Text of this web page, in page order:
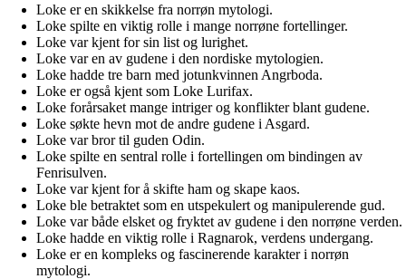
Loke er en skikkelse fra norrøn mytologi.
Loke spilte en viktig rolle i mange norrøne fortellinger.
Loke var kjent for sin list og lurighet.
Loke var en av gudene i den nordiske mytologien.
Loke hadde tre barn med jotunkvinnen Angrboda.
Loke er også kjent som Loke Lurifax.
Loke forårsaket mange intriger og konflikter blant gudene.
Loke søkte hevn mot de andre gudene i Asgard.
Loke var bror til guden Odin.
Loke spilte en sentral rolle i fortellingen om bindingen av
Fenrisulven.
Loke var kjent for å skifte ham og skape kaos.
Loke ble betraktet som en utspekulert og manipulerende gud.
Loke var både elsket og fryktet av gudene i den norrøne verden.
Loke hadde en viktig rolle i Ragnarok, verdens undergang.
Loke er en kompleks og fascinerende karakter i norrøn
mytologi.